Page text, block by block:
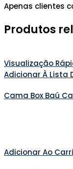
Apenas clientes
Produtos
Visualização
Adicionar À Lista
Cama Box Baú
Adicionar Ao